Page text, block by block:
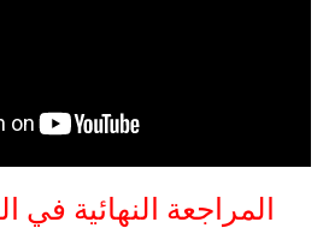
المراجعة النهائية في